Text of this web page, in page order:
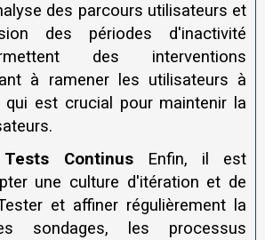
des parcours utilisateurs et
des périodes d'inactivité
des interventions
à ramener les utilisateurs à
qui est crucial pour maintenir la
ContinusEnfin, il est
une culture d'itération et de
et affiner régulièrement la
sondages, les processus